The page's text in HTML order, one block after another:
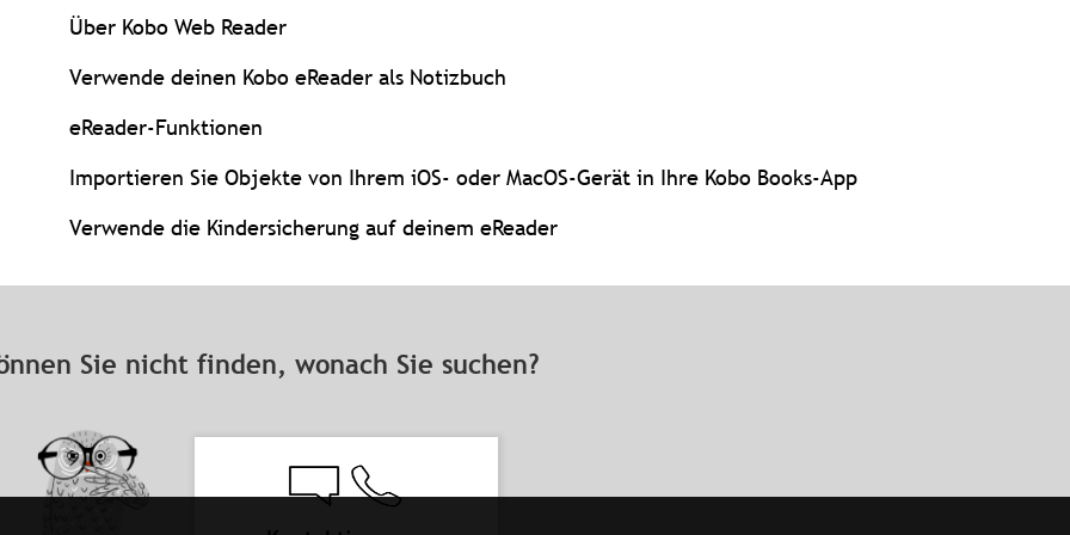
Über Kobo Web Reader
Verwende deinen Kobo eReader als Notizbuch
eReader-Funktionen
Importieren Sie Objekte von Ihrem iOS- oder MacOS-Gerät in Ihre Kobo Books-App
Verwende die Kindersicherung auf deinem eReader
Sie nicht finden, wonach Sie suchen?